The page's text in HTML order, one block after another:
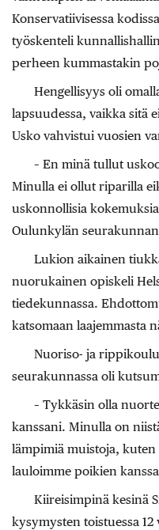
Konservatiivisessa
työskenteli
perheen kummastakin
Hengellisyys oli
lapsuudessa, vaikka sitä
Usko vahvistui vuosien
– En minä tullut
Minulla ei ollut riparilla
uskonnollisia
Oulunkylän
Lukion aikainen
nuorukainen opiskeli
tiedekunnassa.
katsomaan laajemmasta
Nuoriso- ja
seurakunnassa oli
– Tykkäsin olla
kanssani. Minulla on
lämpimiä muistoja,
lauloimme poikien
Kiireisimpinä kesinä
kysymysten toistuessa